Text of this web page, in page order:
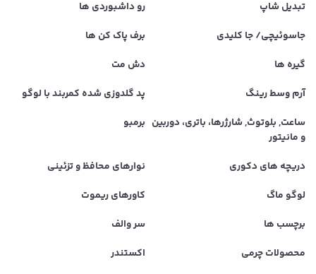
تبدیل شاپ
رو داشبوردی ها
جاسوئیچی/ جا کلیدی
برف پاک کن ها
گیره ها
دش مت
آرم وسط رینگ
پد گلدوزی شده کمربند با لوگو
ساعت, بلوتوث, شارژرها، باتری، دوربین
و مانیتور
برمبو
دریچه های دکوری
نوارهای محافظ و تزئینی
لوگو ماگ
کاورهای ریموت
برچسب ها
سر والف
محصولات چرمی
اکستندر